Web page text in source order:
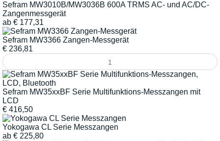
Sefram MW3010B/MW3036B 600A TRMS AC- und AC/DC-
Zangenmessgerät
ab € 177,31
Sefram MW3366 Zangen-Messgerät
€ 236,81
Sefram MW35xxBF Serie Multifunktions-Messzangen mit
LCD
€ 416,50
Yokogawa CL Serie Messzangen
ab € 225,80